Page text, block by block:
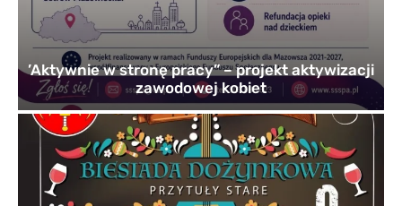
’Aktywnie w stronę pracy” – projekt aktywizacji
zawodowej kobiet